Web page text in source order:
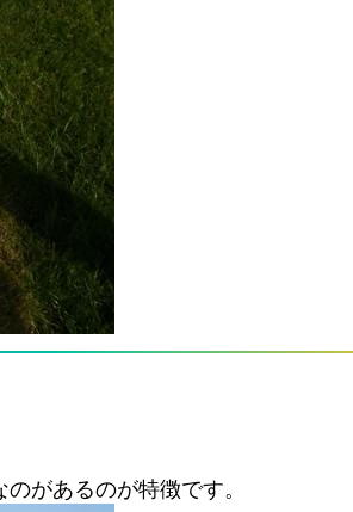
があるのが特徴です。